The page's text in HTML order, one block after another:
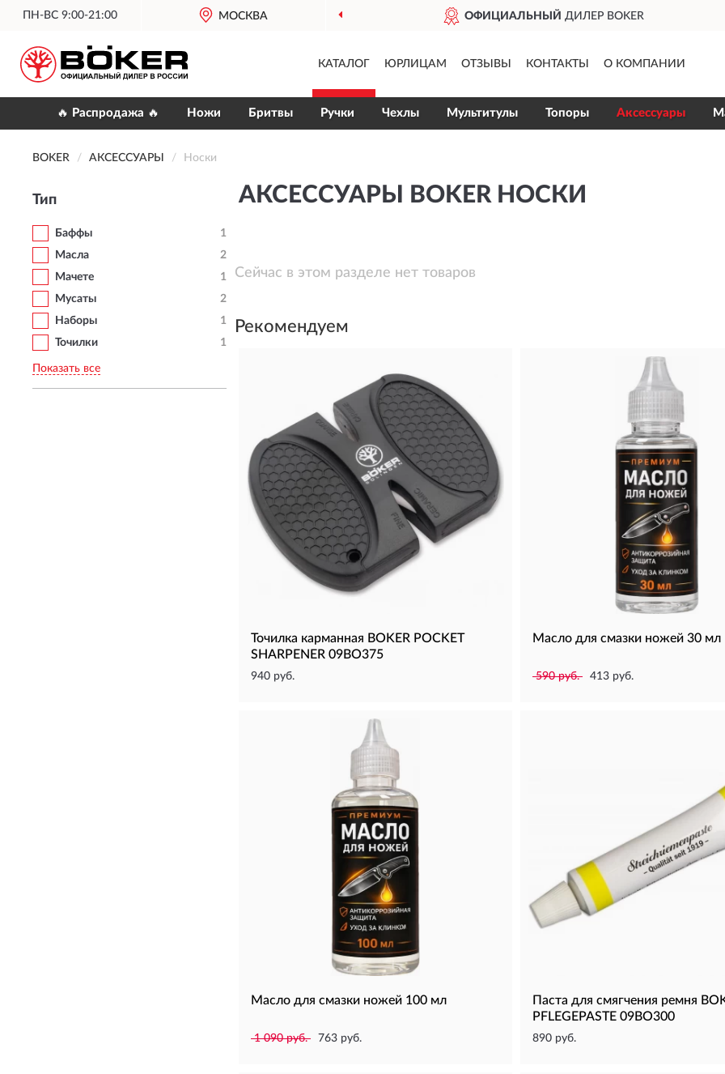
ПН-ВС 9:00-21:00 МОСКВА ОФИЦИАЛЬНЫЙ ДИЛЕР BOKER
КАТАЛОГ ЮРЛИЦАМ ОТЗЫВЫ КОНТАКТЫ О КОМПАНИИ
🔥 Распродажа 🔥 Ножи Бритвы Ручки Чехлы Мультитулы Топоры Аксессуары
BOKER АКСЕССУАРЫ Носки
Тип
Баффы
1
Масла
2
Мачете
1
Мусаты
2
Наборы
1
Точилки
1
Показать все
АКСЕССУАРЫ BOKER НОСКИ
Сейчас в этом разделе нет товаров
Рекомендуем
Точилка карманная BOKER POCKET
SHARPENER 09BO375
940 руб.
Масло для смазки ножей 30 мл
590 руб. 413 руб.
Масло для смазки ножей 100 мл
1 090 руб. 763 руб.
Паста для смягчения ремня
PFLEGEPASTE 09BO300
890 руб.